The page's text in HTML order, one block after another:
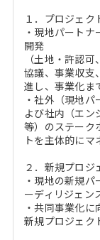
１．プロジェク
・現地パート
開発
（土地・許認
協議、事業収支
進し、事業化ま
・社外（現地
よび社内（エン
等）のステーク
トを主体的にマ
２．新規プロ
・現地の新規
ーディリジェン
・共同事業化に
新規プロジェク